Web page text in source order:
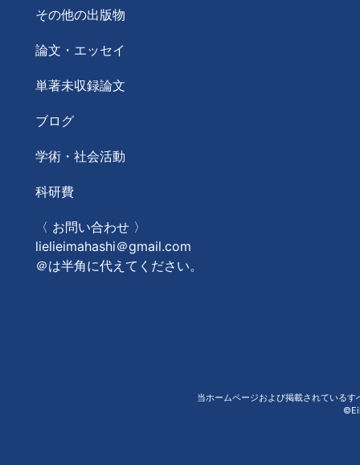
その他の出版物
論文・エッセイ
単著未収録論文
ブログ
学術・社会活動
科研費
〈 お問い合わせ 〉
lielieimahashi＠gmail.com
＠は半角に代えてください。
当ホームページおよび掲載されている